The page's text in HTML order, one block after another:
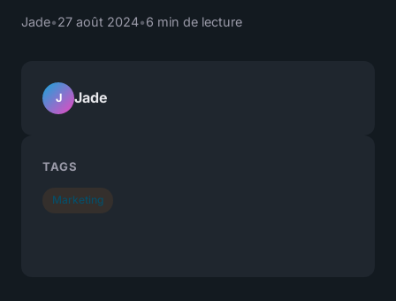
Jade•27 août 2024•6 min de lecture
J Jade
TAGS
Marketing